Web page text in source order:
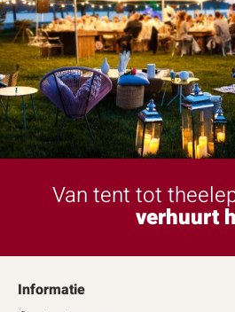
Van tent tot
verhuurt
Informatie